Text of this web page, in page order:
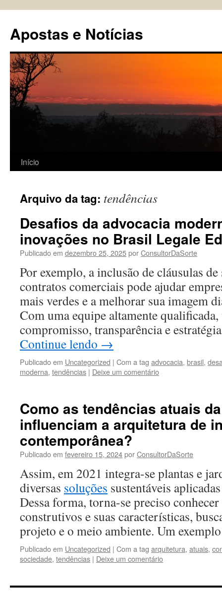
conteúdo
Apostas e Notícias
Início
Arquivo da tag: tendências
Desafios da advocacia
inovações no Brasil Legale
Publicado em dezembro 25, 2025porConsultorDaSorte
Por exemplo, a inclusão de cláusulas
contratos comerciais pode ajudar
mais verdes e a melhorar sua imagem
Com uma equipe altamente
compromisso, transparência e
Continue lendo →
Publicado em Uncategorized | Com a tag advocacia, brasil,
moderna, tendências | Deixe um comentário
Como as tendências atuais
influenciam a arquitetura de
contemporânea?
Publicado em fevereiro 15, 2024porConsultorDaSorte
Assim, em 2021 integra-se plantas e
diversas soluções sustentáveis
Dessa forma, torna-se preciso
construtivos e suas características,
projeto e o meio ambiente. Um
Publicado em Uncategorized | Com a tag arquitetura, atuais,
sociedade, tendências | Deixe um comentário